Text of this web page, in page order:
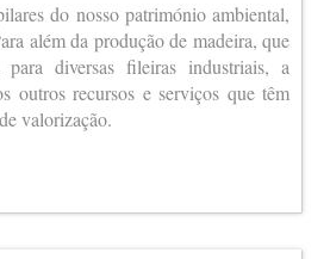
do nosso património ambiental,
além da produção de madeira, que
diversas fileiras industriais, a
outros recursos e serviços que têm
valorização.